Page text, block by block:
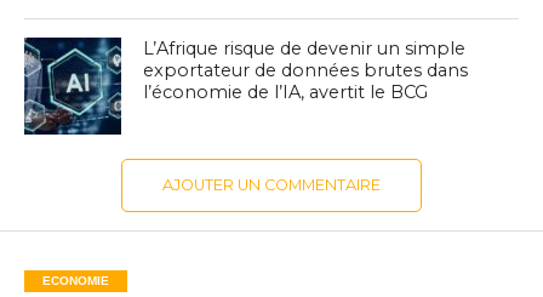
L’Afrique risque de devenir un simple
exportateur de données brutes dans
l’économie de l’IA, avertit le BCG
AJOUTER UN COMMENTAIRE
ECONOMIE